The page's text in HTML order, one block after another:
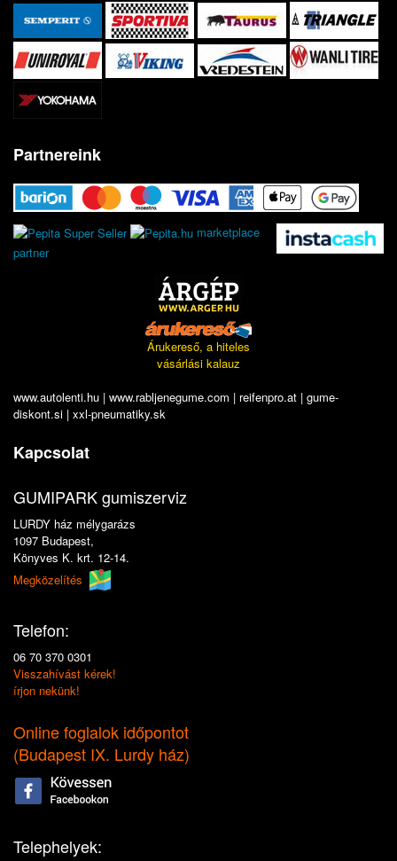
Partnereink
marketplace
partner
Árukereső, a hiteles
vásárlási kalauz
www.autolenti.hu | www.rabljenegume.com | reifenpro.at | gume-
diskont.si | xxl-pneumatiky.sk
Kapcsolat
GUMIPARK gumiszerviz
LURDY ház mélygarázs
1097 Budapest,
Könyves K. krt. 12-14.
Megközelítés
Telefon:
06 70 370 0301
Visszahívást kérek!
írjon nekünk!
Online foglalok időpontot
(Budapest IX. Lurdy ház)
Telephelyek: